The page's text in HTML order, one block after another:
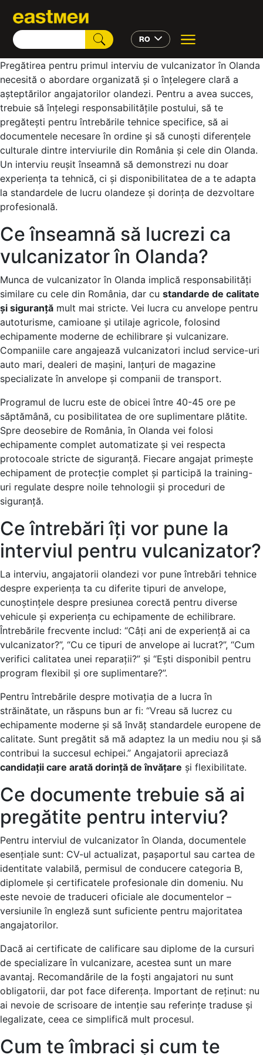
RO
Pregătirea pentru primul interviu de vulcanizator în Olanda
necesită o abordare organizată și o înțelegere clară a
așteptărilor angajatorilor olandezi. Pentru a avea succes,
trebuie să înțelegi responsabilitățile postului, să te
pregătești pentru întrebările tehnice specifice, să ai
documentele necesare în ordine și să cunoști diferențele
culturale dintre interviurile din România și cele din Olanda.
Un interviu reușit înseamnă să demonstrezi nu doar
experiența ta tehnică, ci și disponibilitatea de a te adapta
la standardele de lucru olandeze și dorința de dezvoltare
profesională.
Ce înseamnă să lucrezi ca
vulcanizator în Olanda?
Munca de vulcanizator în Olanda implică responsabilități
similare cu cele din România, dar cu standarde de calitate
și siguranță mult mai stricte. Vei lucra cu anvelope pentru
autoturisme, camioane și utilaje agricole, folosind
echipamente moderne de echilibrare și vulcanizare.
Companiile care angajează vulcanizatori includ service-uri
auto mari, dealeri de mașini, lanțuri de magazine
specializate în anvelope și companii de transport.
Programul de lucru este de obicei între 40-45 ore pe
săptămână, cu posibilitatea de ore suplimentare plătite.
Spre deosebire de România, în Olanda vei folosi
echipamente complet automatizate și vei respecta
protocoale stricte de siguranță. Fiecare angajat primește
echipament de protecție complet și participă la training-
uri regulate despre noile tehnologii și proceduri de
siguranță.
Ce întrebări îți vor pune la
interviul pentru vulcanizator?
La interviu, angajatorii olandezi vor pune întrebări tehnice
despre experiența ta cu diferite tipuri de anvelope,
cunoștințele despre presiunea corectă pentru diverse
vehicule și experiența cu echipamente de echilibrare.
Întrebările frecvente includ: “Câți ani de experiență ai ca
vulcanizator?”, “Cu ce tipuri de anvelope ai lucrat?”, “Cum
verifici calitatea unei reparații?” și “Ești disponibil pentru
program flexibil și ore suplimentare?”.
Pentru întrebările despre motivația de a lucra în
străinătate, un răspuns bun ar fi: “Vreau să lucrez cu
echipamente moderne și să învăț standardele europene de
calitate. Sunt pregătit să mă adaptez la un mediu nou și să
contribui la succesul echipei.” Angajatorii apreciază
candidații care arată dorință de învățare și flexibilitate.
Ce documente trebuie să ai
pregătite pentru interviu?
Pentru interviul de vulcanizator în Olanda, documentele
esențiale sunt: CV-ul actualizat, pașaportul sau cartea de
identitate valabilă, permisul de conducere categoria B,
diplomele și certificatele profesionale din domeniu. Nu
este nevoie de traduceri oficiale ale documentelor –
versiunile în engleză sunt suficiente pentru majoritatea
angajatorilor.
Dacă ai certificate de calificare sau diplome de la cursuri
de specializare în vulcanizare, acestea sunt un mare
avantaj. Recomandările de la foști angajatori nu sunt
obligatorii, dar pot face diferența. Important de reținut: nu
ai nevoie de scrisoare de intenție sau referințe traduse și
legalizate, ceea ce simplifică mult procesul.
Cum te îmbraci și cum te